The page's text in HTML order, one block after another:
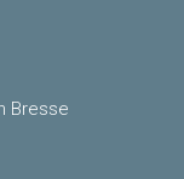
Bresse